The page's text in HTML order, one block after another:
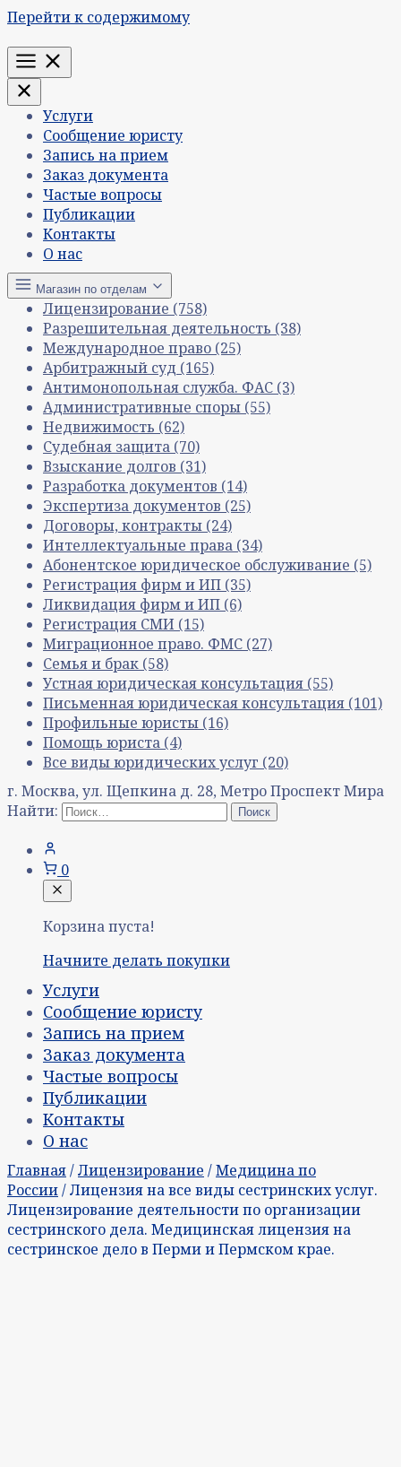
Перейти к содержимому
Меню
Услуги
Сообщение юристу
Запись на прием
Заказ документа
Частые вопросы
Публикации
Контакты
О нас
Магазин по отделам
Лицензирование (758)
Разрешительная деятельность (38)
Международное право (25)
Арбитражный суд (165)
Антимонопольная служба. ФАС (3)
Административные споры (55)
Недвижимость (62)
Судебная защита (70)
Взыскание долгов (31)
Разработка документов (14)
Экспертиза документов (25)
Договоры, контракты (24)
Интеллектуальные права (34)
Абонентское юридическое обслуживание (5)
Регистрация фирм и ИП (35)
Ликвидация фирм и ИП (6)
Регистрация СМИ (15)
Миграционное право. ФМС (27)
Семья и брак (58)
Устная юридическая консультация (55)
Письменная юридическая консультация (101)
Профильные юристы (16)
Помощь юриста (4)
Все виды юридических услуг (20)
г. Москва, ул. Щепкина д. 28, Метро Проспект Мира
Найти:
0
Корзина пуста!
Начните делать покупки
Услуги
Сообщение юристу
Запись на прием
Заказ документа
Частые вопросы
Публикации
Контакты
О нас
Главная/Лицензирование /Медицина по
России/ Лицензия на все виды сестринских услуг.
Лицензирование деятельности по организации
сестринского дела. Медицинская лицензия на
сестринское дело в Перми и Пермском крае.